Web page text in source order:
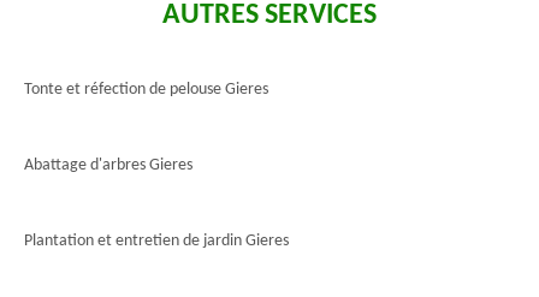
AUTRES SERVICES
Tonte et réfection de pelouse Gieres
Abattage d'arbres Gieres
Plantation et entretien de jardin Gieres